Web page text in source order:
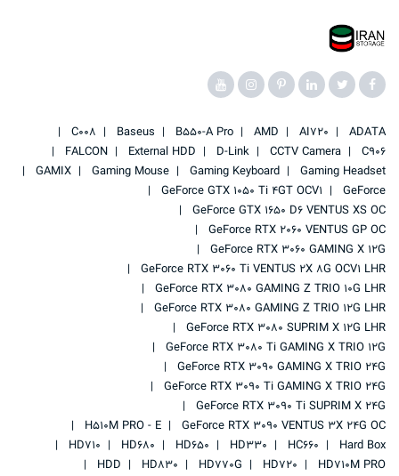
ADATA
AI720
AMD
B550-A Pro
Baseus
C008
C906
CCTV Camera
D-Link
External HDD
FALCON
Gaming Headset
Gaming Keyboard
Gaming Mouse
GAMIX
GeForce
GeForce GTX 1050 Ti 4GT OCV1
GeForce GTX 1650 D6 VENTUS XS OC
GeForce RTX 2060 VENTUS GP OC
GeForce RTX 3060 GAMING X 12G
GeForce RTX 3060 Ti VENTUS 2X 8G OCV1 LHR
GeForce RTX 3080 GAMING Z TRIO 10G LHR
GeForce RTX 3080 GAMING Z TRIO 12G LHR
GeForce RTX 3080 SUPRIM X 12G LHR
GeForce RTX 3080 Ti GAMING X TRIO 12G
GeForce RTX 3090 GAMING X TRIO 24G
GeForce RTX 3090 Ti GAMING X TRIO 24G
GeForce RTX 3090 Ti SUPRIM X 24G
GeForce RTX 3090 VENTUS 3X 24G OC
H510M PRO - E
Hard Box
HC660
HD330
HD650
HD680
HD710
HD710M PRO
HD720
HD770G
HD830
HDD